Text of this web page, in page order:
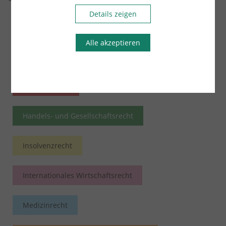
Arbeitsrecht
Handels- und Gesellschaftsrecht
Insolvenzrecht
Internationales Wirtschaftsrecht
Medizinrecht
Details zeigen
Alle akzeptieren